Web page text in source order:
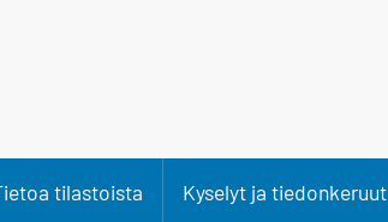
tilastoista Kyselyt ja tiedonkeruut